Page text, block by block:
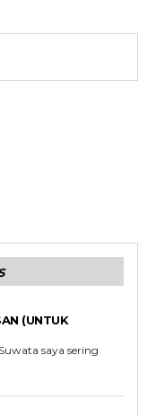
(UNTUK
saya sering